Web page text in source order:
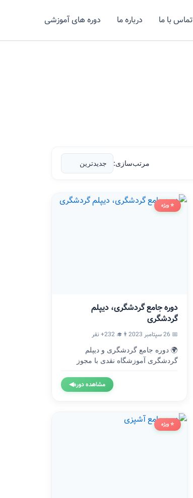
تماس با ما درباره ما دوره های آموزشی
مرتب‌سازی:
⭐ ویژه
دوره جامع گردشگری، دیپلم
گردشگری
📅 26 سپتامبر 2023
👨‍🎓 232+ نفر
🌍 دوره جامع گردشگری و دیپلم
گردشگری آموزشگاه نقدی با مجوز
مشاهده دوره◀
⭐ ویژه